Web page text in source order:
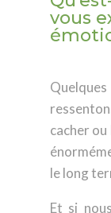
vous
cacher
le long
Et si